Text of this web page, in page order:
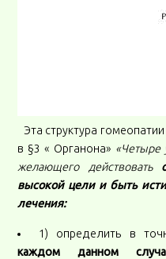
Эта структура
в §3 « Органона» «Четыре
желающего действовать
высокой цели и быть
лечения:
1) определить в
каждом данном